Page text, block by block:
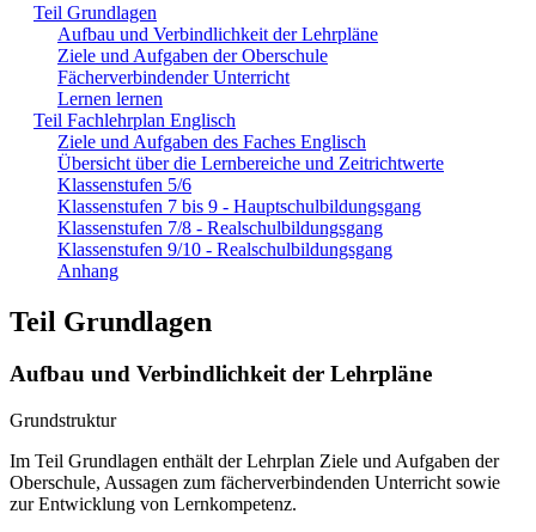
Teil Grundlagen
Aufbau und Verbindlichkeit der Lehrpläne
Ziele und Aufgaben der Oberschule
Fächerverbindender Unterricht
Lernen lernen
Teil Fachlehrplan Englisch
Ziele und Aufgaben des Faches Englisch
Übersicht über die Lernbereiche und Zeitrichtwerte
Klassenstufen 5/6
Klassenstufen 7 bis 9 - Hauptschulbildungsgang
Klassenstufen 7/8 - Realschulbildungsgang
Klassenstufen 9/10 - Realschulbildungsgang
Anhang
Teil Grundlagen
Aufbau und Verbindlichkeit der Lehrpläne
Grundstruktur
Im Teil Grundlagen enthält der Lehrplan Ziele und Aufgaben der
Oberschule, Aussagen zum fächerverbindenden Unterricht sowie
zur Entwicklung von Lernkompetenz.